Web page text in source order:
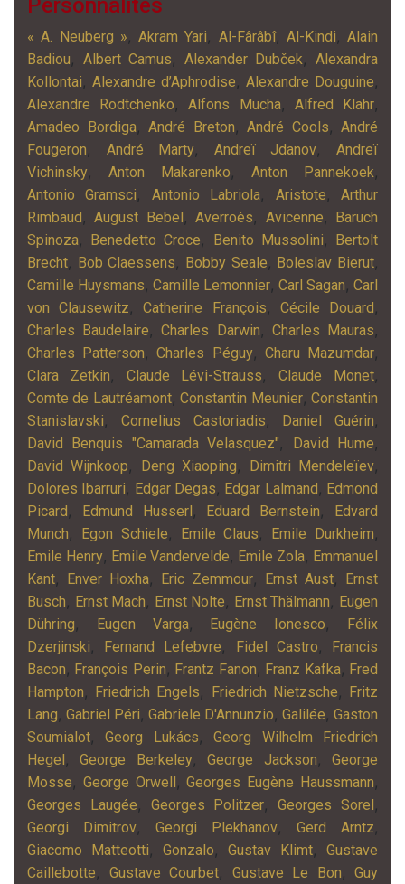
Personnalités
« A. Neuberg », Akram Yari, Al-Fârâbî, Al-Kindi, Alain
Badiou, Albert Camus, Alexander Dubček,Alexandra
Kollontai, Alexandre d’Aphrodise, Alexandre Douguine,
Alexandre Rodtchenko,Alfons Mucha, Alfred Klahr,
Amadeo Bordiga, André Breton, André Cools, André
Fougeron, André Marty, Andreï Jdanov,Andreï
Vichinsky, Anton Makarenko, Anton Pannekoek,
Antonio Gramsci, Antonio Labriola, Aristote,Arthur
Rimbaud ,August Bebel ,Averroès, Avicenne,
Baruch
Spinoza, Benedetto Croce, Benito Mussolini,
Bertolt
Brecht, Bob Claessens, Bobby Seale, Boleslav Bierut,
Camille Huysmans, Camille Lemonnier, Carl Sagan, Carl
von Clausewitz,Catherine François, Cécile Douard ,
Charles Baudelaire,Charles Darwin, Charles Mauras,
Charles Patterson,Charles Péguy, Charu Mazumdar,
Clara Zetkin, Claude Lévi-Strauss,Claude Monet,
Comte de Lautréamont,Constantin Meunier,Constantin
Stanislavski, Cornelius Castoriadis, Daniel Guérin,
David Benquis "Camarada Velasquez", David Hume,
David Wijnkoop, Deng Xiaoping, Dimitri Mendeleïev,
Dolores Ibarruri, Edgar Degas, Edgar Lalmand , Edmond
Picard , Edmund Husserl , Eduard Bernstein,
Edvard
Munch, Egon Schiele, Emile Claus, Emile Durkheim,
Emile Henry, Emile Vandervelde, Emile Zola, Emmanuel
Kant, Enver Hoxha, Eric Zemmour, Ernst Aust,
Ernst
Busch, Ernst Mach, Ernst Nolte, Ernst Thälmann, Eugen
Dühring, Eugen Varga, Eugène Ionesco,
Félix
Dzerjinski, Fernand Lefebvre, Fidel Castro,
Francis
Bacon, François Perin, Frantz Fanon, Franz Kafka, Fred
Hampton, Friedrich Engels, Friedrich Nietzsche,
Fritz
Lang, Gabriel Péri, Gabriele D'Annunzio, Galilée, Gaston
Soumialot,Georg Lukács,Georg Wilhelm Friedrich
Hegel ,George Berkeley,George Jackson,George
Mosse, George Orwell ,Georges Eugène Haussmann,
Georges Laugée, Georges Politzer,Georges Sorel ,
Georgi Dimitrov, Georgi Plekhanov, Gerd Arntz,
Giacomo Matteotti, Gonzalo, Gustav Klimt, Gustave
Caillebotte, Gustave Courbet, Gustave Le Bon, Guy